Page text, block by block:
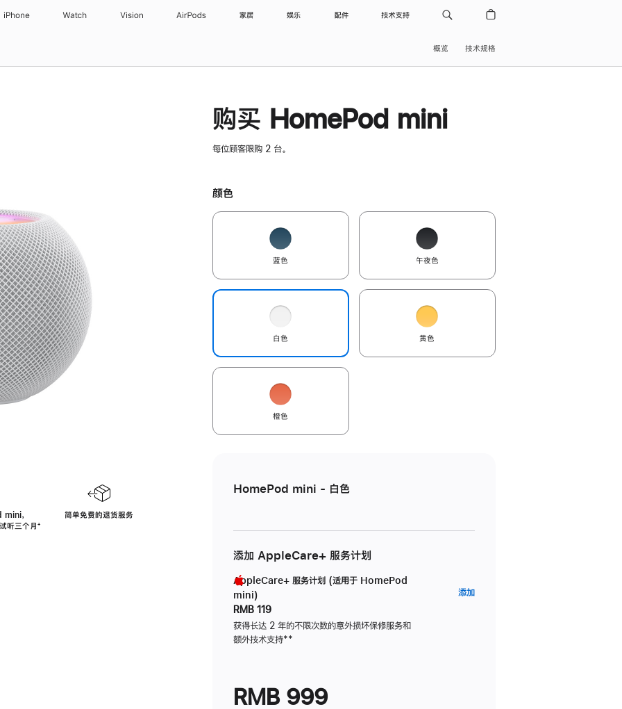
iPhone Watch Vision AirPods 家居 娱乐 配件 技术支持
概览 技术规格
，
听三个月脚
⁺
简单免费的退货服务
购买 HomePod mini
每位顾客限购 2 台。
颜色
蓝色 午夜色
白色 黄色
橙色
HomePod mini - 白色
添加 AppleCare+ 服务计划
AppleCare+ 服务计划 (适用于 HomePod
mini)
RMB 119
获得长达 2 年的不限次数的意外损坏保修服务和
额外技术支持脚
**
添加AppleCare+
RMB 999